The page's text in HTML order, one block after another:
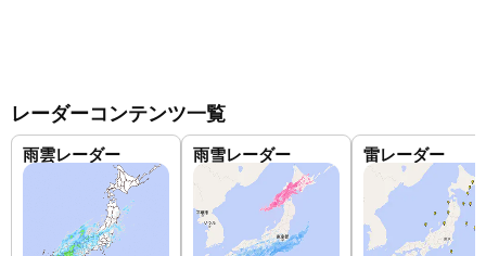
レーダーコンテンツ一覧
雨雲レーダー 雨雪レーダー 雷レーダー